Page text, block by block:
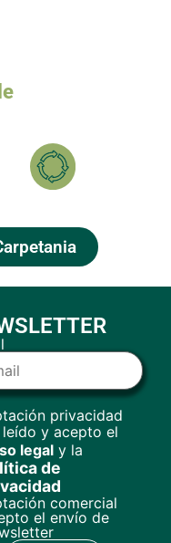
privacidad
leído y acepto el
legal y la
de
comercial
el envío de